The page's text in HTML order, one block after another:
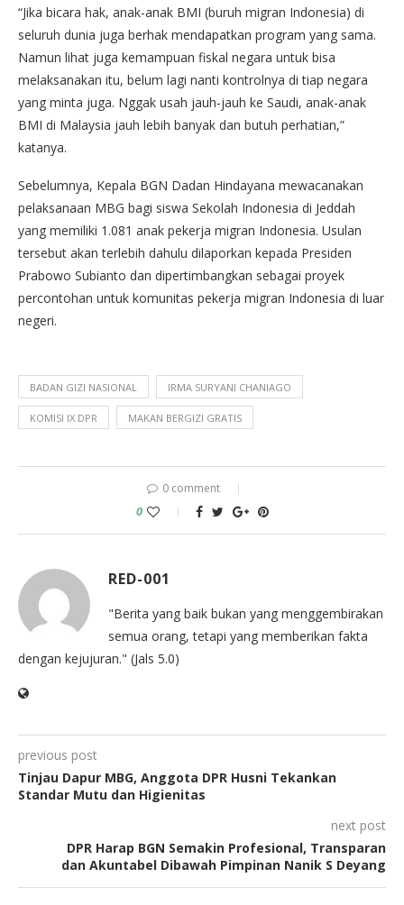
“Jika bicara hak, anak-anak BMI (buruh migran Indonesia) di
seluruh dunia juga berhak mendapatkan program yang sama.
Namun lihat juga kemampuan fiskal negara untuk bisa
melaksanakan itu, belum lagi nanti kontrolnya di tiap negara
yang minta juga. Nggak usah jauh-jauh ke Saudi, anak-anak
BMI di Malaysia jauh lebih banyak dan butuh perhatian,”
katanya.
Sebelumnya, Kepala BGN Dadan Hindayana mewacanakan
pelaksanaan MBG bagi siswa Sekolah Indonesia di Jeddah
yang memiliki 1.081 anak pekerja migran Indonesia. Usulan
tersebut akan terlebih dahulu dilaporkan kepada Presiden
Prabowo Subianto dan dipertimbangkan sebagai proyek
percontohan untuk komunitas pekerja migran Indonesia di luar
negeri.
BADAN GIZI NASIONAL IRMA SURYANI CHANIAGO
KOMISI IX DPR MAKAN BERGIZI GRATIS
0 comment
0
RED-001
"Berita yang baik bukan yang menggembirakan
semua orang, tetapi yang memberikan fakta
dengan kejujuran." (Jals 5.0)
previous post
Tinjau Dapur MBG, Anggota DPR Husni Tekankan
Standar Mutu dan Higienitas
next post
DPR Harap BGN Semakin Profesional, Transparan
dan Akuntabel Dibawah Pimpinan Nanik S Deyang